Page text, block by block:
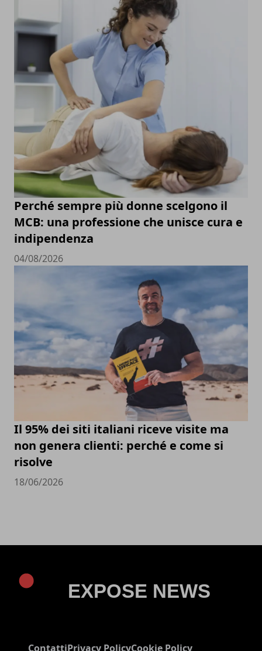
Perché sempre più donne scelgono il
MCB: una professione che unisce cura e
indipendenza
04/08/2026
Il 95% dei siti italiani riceve visite ma
non genera clienti: perché e come si
risolve
18/06/2026
ContattiPrivacy PolicyCookie Policy